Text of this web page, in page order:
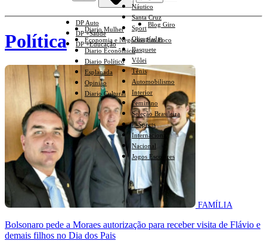
Náutico
Santa Cruz
Sport
Olimpíadas
Basquete
Vôlei
Tênis
Automobilismo
Interior
Feminino
Seleção Brasileira
E-Sports
Internacional
Nacional
Jogos Escolares
DP Auto
DP +Saúde
DP +Educação
Diario Mulher
Economia e Negócios Em Foco
Diario Econômico
Diario Político
Esplanada
Opinião
Diario Cultural
Blog Giro
Política
FAMÍLIA
Bolsonaro pede a Moraes autorização para receber visita de Flávio e
demais filhos no Dia dos Pais